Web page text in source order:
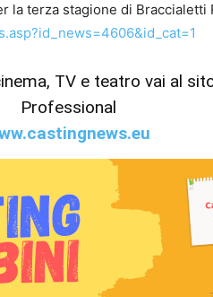
la terza stagione di Braccialetti
TV e teatro vai al
Professional